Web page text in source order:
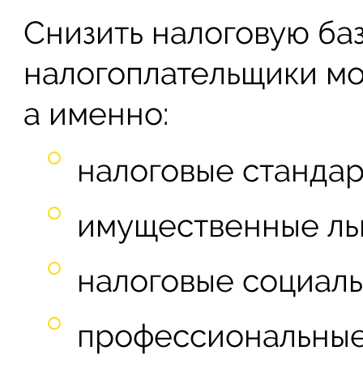
Снизить налоговую
налогоплательщики
а именно:
налоговые
имущественные
налоговые